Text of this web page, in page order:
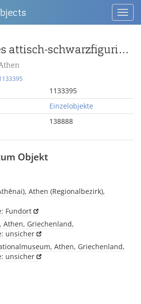
Fragment eines attisch-schwarzfigurigen Tellers mit Palme
1133395
Einzelobjekte
138888
Objekt
Athen (Regionalbezirk),
Fundort
Athen, Griechenland,
unsicher
Athen, Griechenland,
unsicher